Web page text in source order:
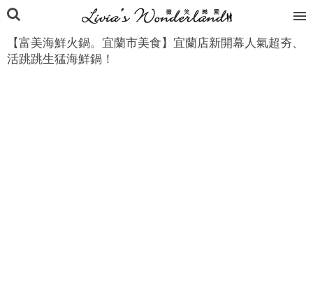
【富美海鮮火鍋。宜蘭市美食】宜蘭店新開幕人氣超夯、
活跳跳生猛海鮮鍋！